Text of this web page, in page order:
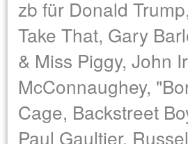
zb für Donald
Take That, Gary
& Miss Piggy, John
McConnaughey,
Cage, Backstreet
Paul Gaultier,